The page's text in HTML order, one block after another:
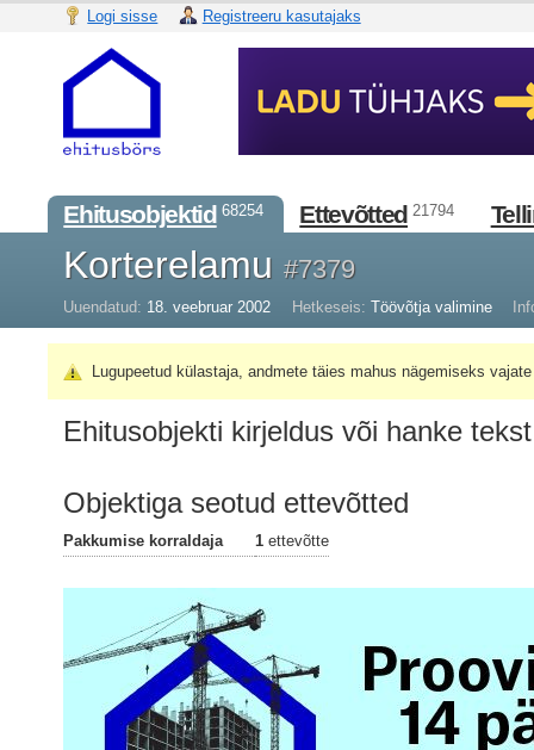
Logi sisse Registreeru kasutajaks
Ehitusobjektid 68254 Ettevõtted 21794
Korterelamu#7379
Uuendatud: 18. veebruar 2002 Hetkeseis: Töövõtja valimine
Lugupeetud külastaja, andmete täies mahus nägemiseks
Ehitusobjekti kirjeldus või hanke tekst
Objektiga seotud ettevõtted
Pakkumise korraldaja 1 ettevõtte